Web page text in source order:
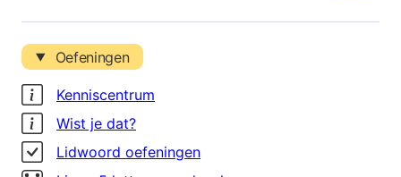
Oefeningen
Kenniscentrum
Wist je dat?
Lidwoord oefeningen